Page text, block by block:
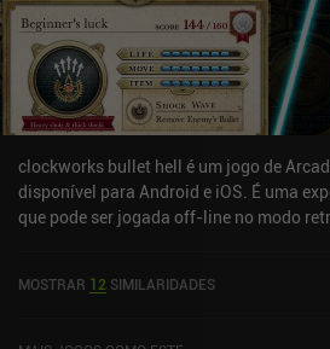
clockworks bullet hell é um jogo de
disponível para Android e iOS. É uma
que pode ser jogada off-line no modo
MOSTRAR 12 SIMILARIDADES